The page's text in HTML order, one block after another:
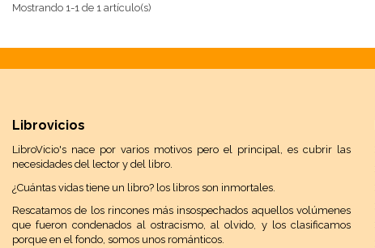
Mostrando 1-1 de 1 artículo(s)
Librovicios
LibroVicio's nace por varios motivos pero el principal, es cubrir las
necesidades del lector y del libro.
¿Cuántas vidas tiene un libro? los libros son inmortales.
Rescatamos de los rincones más insospechados aquellos volúmenes
que fueron condenados al ostracismo, al olvido, y los clasificamos
porque en el fondo, somos unos románticos.